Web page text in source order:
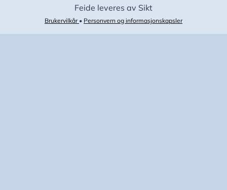
Feide leveres av Sikt
Brukervilkår • Personvern og informasjonskapsler